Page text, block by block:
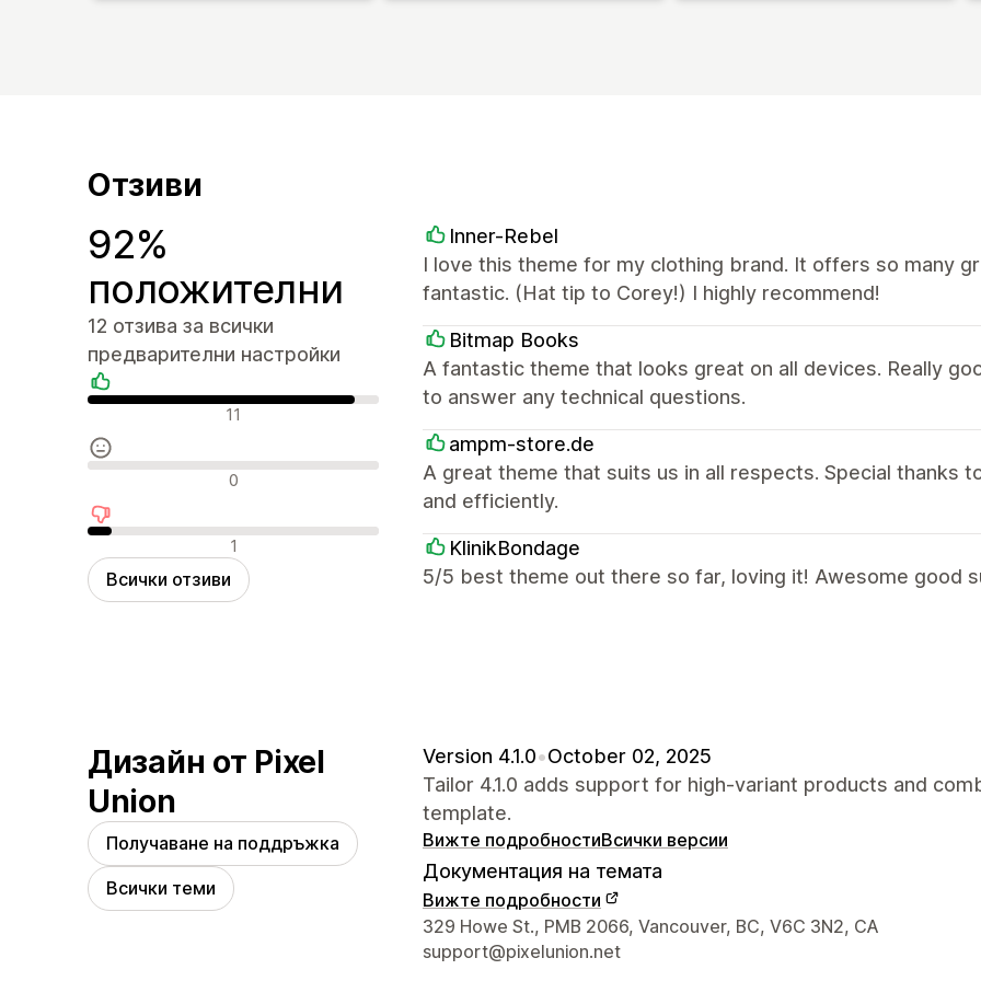
Отзиви
92%
положителни
12 отзива за всички
предварителни настройки
Положителни отзиви
11
Неутрални отзиви
0
Отрицателни отзиви
1
Всички отзиви
Inner-Rebel
I love this theme for my clothing brand. It offers so many
fantastic. (Hat tip to Corey!) I highly recommend!
Bitmap Books
A fantastic theme that looks great on all devices. Really
to answer any technical questions.
ampm-store.de
A great theme that suits us in all respects. Special thanks
and efficiently.
KlinikBondage
5/5 best theme out there so far, loving it! Awesome good
Дизайн от Pixel
Union
Получаване на поддръжка
Всички теми
Version 4.1.0•October 02, 2025
Tailor 4.1.0 adds support for high-variant products and
template.
Вижте подробностиВсички версии
Документация на темата
Вижте подробности
Данни за връзка с дизайнера
329 Howe St., PMB 2066, Vancouver, BC, V6C 3N2, CA
support@pixelunion.net